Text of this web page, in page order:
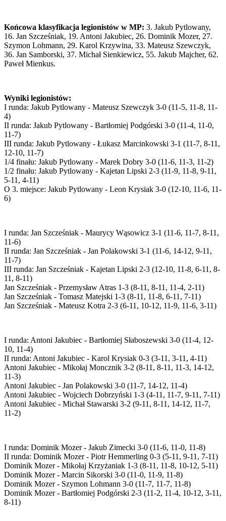
Końcowa klasyfikacja legionistów w MP: 3. Jakub Pytlowany,
16. Jan Szcześniak, 19. Antoni Jakubiec, 26. Dominik Mozer, 27.
Szymon Lohmann, 29. Karol Krzywina, 33. Mateusz Szewczyk,
36. Jan Samborski, 37. Michał Sienkiewicz, 55. Jakub Majcher, 62.
Paweł Mienkus.
Wyniki legionistów:
I runda: Jakub Pytlowany - Mateusz Szewczyk 3-0 (11-5, 11-8, 11-
4)
II runda: Jakub Pytlowany - Bartłomiej Podgórski 3-0 (11-4, 11-0,
11-7)
III runda: Jakub Pytlowany - Łukasz Marcinkowski 3-1 (11-7, 8-11,
12-10, 11-7)
1/4 finału: Jakub Pytlowany - Marek Dobry 3-0 (11-6, 11-3, 11-2)
1/2 finału: Jakub Pytlowany - Kajetan Lipski 2-3 (11-9, 11-8, 9-11,
5-11, 4-11)
O 3. miejsce: Jakub Pytlowany - Leon Krysiak 3-0 (12-10, 11-6, 11-
6)
I runda: Jan Szcześniak - Maurycy Wąsowicz 3-1 (11-6, 11-7, 8-11,
11-6)
II runda: Jan Szcześniak - Jan Polakowski 3-1 (11-6, 14-12, 9-11,
11-7)
III runda: Jan Szcześniak - Kajetan Lipski 2-3 (12-10, 11-8, 6-11, 8-
11, 8-11)
Jan Szcześniak - Przemysław Atras 1-3 (8-11, 8-11, 11-4, 2-11)
Jan Szcześniak - Tomasz Matejski 1-3 (8-11, 11-8, 6-11, 7-11)
Jan Szcześniak - Mateusz Kotra 2-3 (6-11, 10-12, 11-9, 11-6, 3-11)
I runda: Antoni Jakubiec - Bartłomiej Słaboszewski 3-0 (11-4, 12-
10, 11-4)
II runda: Antoni Jakubiec - Karol Krysiak 0-3 (3-11, 3-11, 4-11)
Antoni Jakubiec - Mikołaj Moncznik 3-2 (8-11, 8-11, 11-3, 14-12,
11-3)
Antoni Jakubiec - Jan Polakowski 3-0 (11-7, 14-12, 11-4)
Antoni Jakubiec - Wojciech Dobrzyński 1-3 (4-11, 11-7, 9-11, 7-11)
Antoni Jakubiec - Michał Stawarski 3-2 (9-11, 8-11, 14-12, 11-7,
11-2)
I runda: Dominik Mozer - Jakub Zimecki 3-0 (11-6, 11-0, 11-8)
II runda: Dominik Mozer - Piotr Hemmerling 0-3 (5-11, 9-11, 7-11)
Dominik Mozer - Mikołaj Krzyżaniak 1-3 (8-11, 11-8, 10-12, 5-11)
Dominik Mozer - Marcin Sikorski 3-0 (11-0, 11-9, 11-8)
Dominik Mozer - Szymon Lohmann 3-0 (11-7, 11-7, 11-8)
Dominik Mozer - Bartłomiej Podgórski 2-3 (11-2, 11-4, 10-12, 3-11,
8-11)